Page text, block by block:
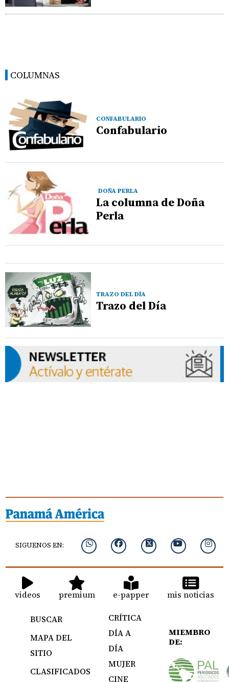
COLUMNAS
CONFABULARIO
Confabulario
DOÑA PERLA
La columna de Doña
Perla
TRAZO DEL DÍA
Trazo del Día
SIGUENOS EN:
videos premium e-papper mis noticias
BUSCAR
MAPA DEL
SITIO
CLASIFICADOS
CRÍTICA
DÍA A
DÍA
MUJER
CINE
MIEMBRO
DE: